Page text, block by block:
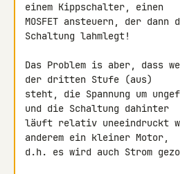
einem Kippschalter, einen
MOSFET ansteuern, der
Schaltung lahmlegt!
Das Problem is aber, dass
der dritten Stufe (aus)
steht, die Spannung um
und die Schaltung dahinter
läuft relativ uneeindruckt
anderem ein kleiner Motor,
d.h. es wird auch Strom